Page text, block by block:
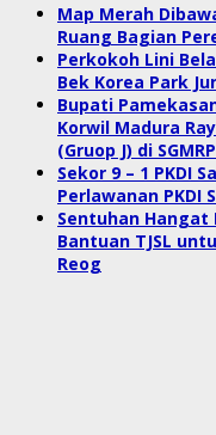
Map Merah
Ruang Bagian
Perkokoh Lini
Bek Korea Park
Bupati
Korwil Madura
(Gruop J) di
Sekor 9 – 1 PKDI
Perlawanan PKDI
Sentuhan Hangat
Bantuan TJSL
Reog